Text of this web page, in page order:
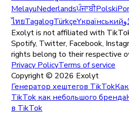
MelayuNederlandsਪੰਜਾਬੀPolski
ไทยTagalogTürkçeYкраїнський
Exolyt is not affiliated with
Spotify, Twitter, Facebook,
rights belong to their respective
Privacy PolicyTerms of service
Copyright © 2026 Exolyt
Генератор хештегов TikTok
TikTok как небольшого бренда
в TikTok